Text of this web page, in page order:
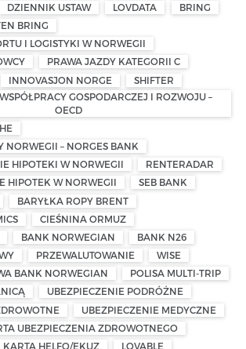
DZIENNIK USTAW LOVDATA
BRING
BRING
I LOGISTYKI W NORWEGII
PRAWA JAZDY KATEGORII C
INNOVASJON NORGE
SHIFTER
GOSPODARCZEJ I ROZWOJU –
OECD
NORWEGII – NORGES BANK
HIPOTEKI W NORWEGII
RENTERADAR
HIPOTEK W NORWEGII
SEB BANK
BARYŁKA ROPY BRENT
CIEŚNINA ORMUZ
BANK NORWEGIAN
BANK N26
PRZEWALUTOWANIE
WISE
BANK NORWEGIAN
POLISA MULTI-TRIP
UBEZPIECZENIE PODRÓŻNE
UBEZPIECZENIE MEDYCZNE
UBEZPIECZENIA ZDROWOTNEGO
KARTA HELFO/EKUZ LOVABLE